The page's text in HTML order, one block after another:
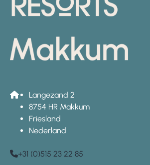
Langezand 2
8754 HR Makkum
Friesland
Nederland
+31 (0)515 23 22 85